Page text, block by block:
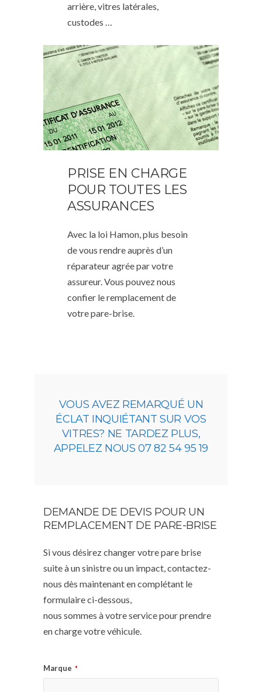
arrière, vitres latérales,
custodes …
PRISE EN CHARGE
POUR TOUTES LES
ASSURANCES
Avec la loi Hamon, plus besoin
de vous rendre auprès d’un
réparateur agrée par votre
assureur. Vous pouvez nous
confier le remplacement de
votre pare-brise.
VOUS AVEZ REMARQUÉ UN
ÉCLAT INQUIÉTANT SUR VOS
VITRES? NE TARDEZ PLUS,
APPELEZ NOUS 07 82 54 95 19
DEMANDE DE DEVIS POUR UN
REMPLACEMENT DE PARE-BRISE
Si vous désirez changer votre pare brise
suite à un sinistre ou un impact, contactez-
nous dès maintenant en complétant le
formulaire ci-dessous,
nous sommes à votre service pour prendre
en charge votre véhicule.
Marque *